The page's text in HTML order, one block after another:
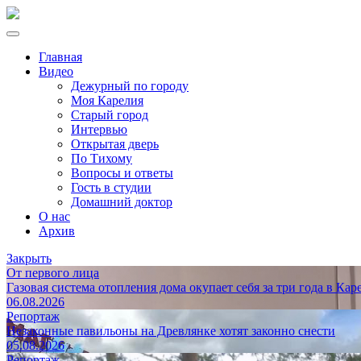
Главная
Видео
Дежурный по городу
Моя Карелия
Старый город
Интервью
Открытая дверь
По Тихому
Вопросы и ответы
Гость в студии
Домашний доктор
О нас
Архив
Закрыть
От первого лица
Газовая система отопления дома окупает себя за три года в
06.08.2026
Репортаж
Незаконные павильоны на Древлянке хотят законно снести
05.08.2026